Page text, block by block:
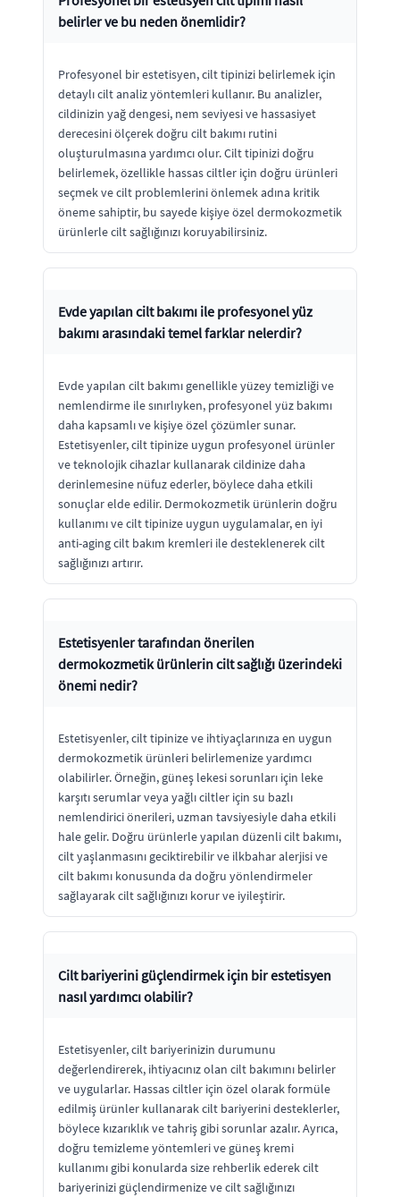
belirler ve bu neden önemlidir?
Profesyonel bir estetisyen, cilt tipinizi belirlemek için
detaylı cilt analiz yöntemleri kullanır. Bu analizler,
cildinizin yağ dengesi, nem seviyesi ve hassasiyet
derecesini ölçerek doğru cilt bakımı rutini
oluşturulmasına yardımcı olur. Cilt tipinizi doğru
belirlemek, özellikle hassas ciltler için doğru ürünleri
seçmek ve cilt problemlerini önlemek adına kritik
öneme sahiptir, bu sayede kişiye özel dermokozmetik
ürünlerle cilt sağlığınızı koruyabilirsiniz.
Evde yapılan cilt bakımı ile profesyonel yüz
bakımı arasındaki temel farklar nelerdir?
Evde yapılan cilt bakımı genellikle yüzey temizliği ve
nemlendirme ile sınırlıyken, profesyonel yüz bakımı
daha kapsamlı ve kişiye özel çözümler sunar.
Estetisyenler, cilt tipinize uygun profesyonel ürünler
ve teknolojik cihazlar kullanarak cildinize daha
derinlemesine nüfuz ederler, böylece daha etkili
sonuçlar elde edilir. Dermokozmetik ürünlerin doğru
kullanımı ve cilt tipinize uygun uygulamalar, en iyi
anti-aging cilt bakım kremleri ile desteklenerek cilt
sağlığınızı artırır.
Estetisyenler tarafından önerilen
dermokozmetik ürünlerin cilt sağlığı üzerindeki
önemi nedir?
Estetisyenler, cilt tipinize ve ihtiyaçlarınıza en uygun
dermokozmetik ürünleri belirlemenize yardımcı
olabilirler. Örneğin, güneş lekesi sorunları için leke
karşıtı serumlar veya yağlı ciltler için su bazlı
nemlendirici önerileri, uzman tavsiyesiyle daha etkili
hale gelir. Doğru ürünlerle yapılan düzenli cilt bakımı,
cilt yaşlanmasını geciktirebilir ve ilkbahar alerjisi ve
cilt bakımı konusunda da doğru yönlendirmeler
sağlayarak cilt sağlığınızı korur ve iyileştirir.
Cilt bariyerini güçlendirmek için bir estetisyen
nasıl yardımcı olabilir?
Estetisyenler, cilt bariyerinizin durumunu
değerlendirerek, ihtiyacınız olan cilt bakımını belirler
ve uygularlar. Hassas ciltler için özel olarak formüle
edilmiş ürünler kullanarak cilt bariyerini desteklerler,
böylece kızarıklık ve tahriş gibi sorunlar azalır. Ayrıca,
doğru temizleme yöntemleri ve güneş kremi
kullanımı gibi konularda size rehberlik ederek cilt
bariyerinizi güçlendirmenize ve cilt sağlığınızı